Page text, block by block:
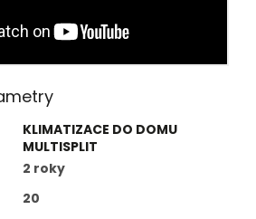
KLIMATIZACE DO DOMU
MULTISPLIT
2 roky
20